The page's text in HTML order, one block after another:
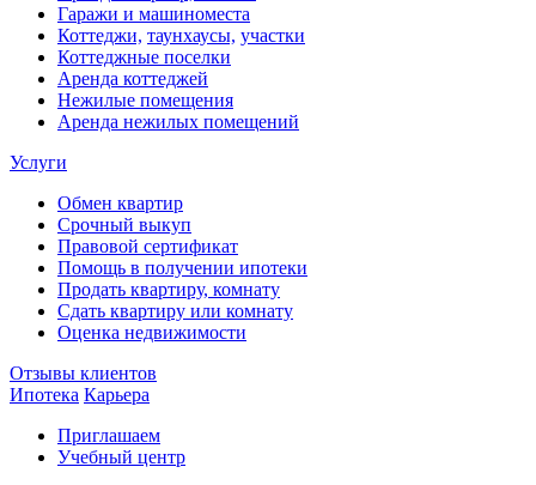
Гаражи и машиноместа
Коттеджи, таунхаусы, участки
Коттеджные поселки
Аренда коттеджей
Нежилые помещения
Аренда нежилых помещений
Услуги
Обмен квартир
Срочный выкуп
Правовой сертификат
Помощь в получении ипотеки
Продать квартиру, комнату
Сдать квартиру или комнату
Оценка недвижимости
Отзывы клиентов
Ипотека Карьера
Приглашаем
Учебный центр